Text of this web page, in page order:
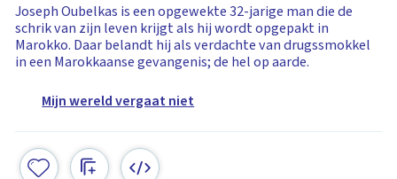
Joseph Oubelkas is een opgewekte 32-jarige man die de
schrik van zijn leven krijgt als hij wordt opgepakt in
Marokko. Daar belandt hij als verdachte van drugssmokkel
in een Marokkaanse gevangenis; de hel op aarde.
Mijn wereld vergaat niet